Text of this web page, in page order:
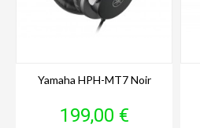
Yamaha HPH-MT7 Noir
Prix
199,00 €